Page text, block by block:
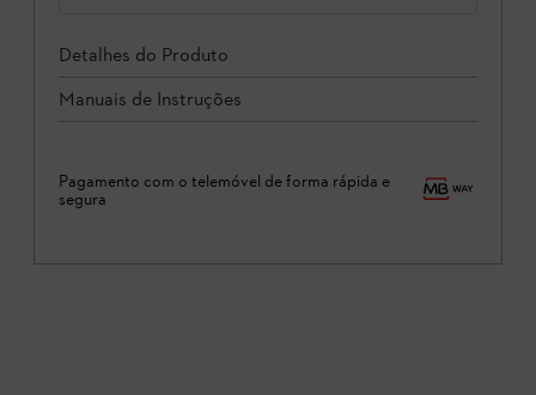
Detalhes do Produto
Manuais de Instruções
Pagamento com o telemóvel de forma rápida e
segura